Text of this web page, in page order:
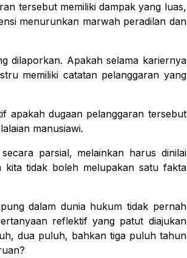
tersebut memiliki dampak yang luas,
menurunkan marwah peradilan dan
dilaporkan. Apakah selama kariernya
memiliki catatan pelanggaran yang
apakah dugaan pelanggaran tersebut
manusiawi.
parsial, melainkan harus dinilai
tidak boleh melupakan satu fakta
dalam dunia hukum tidak pernah
reflektif yang patut diajukan
dua puluh, bahkan tiga puluh tahun